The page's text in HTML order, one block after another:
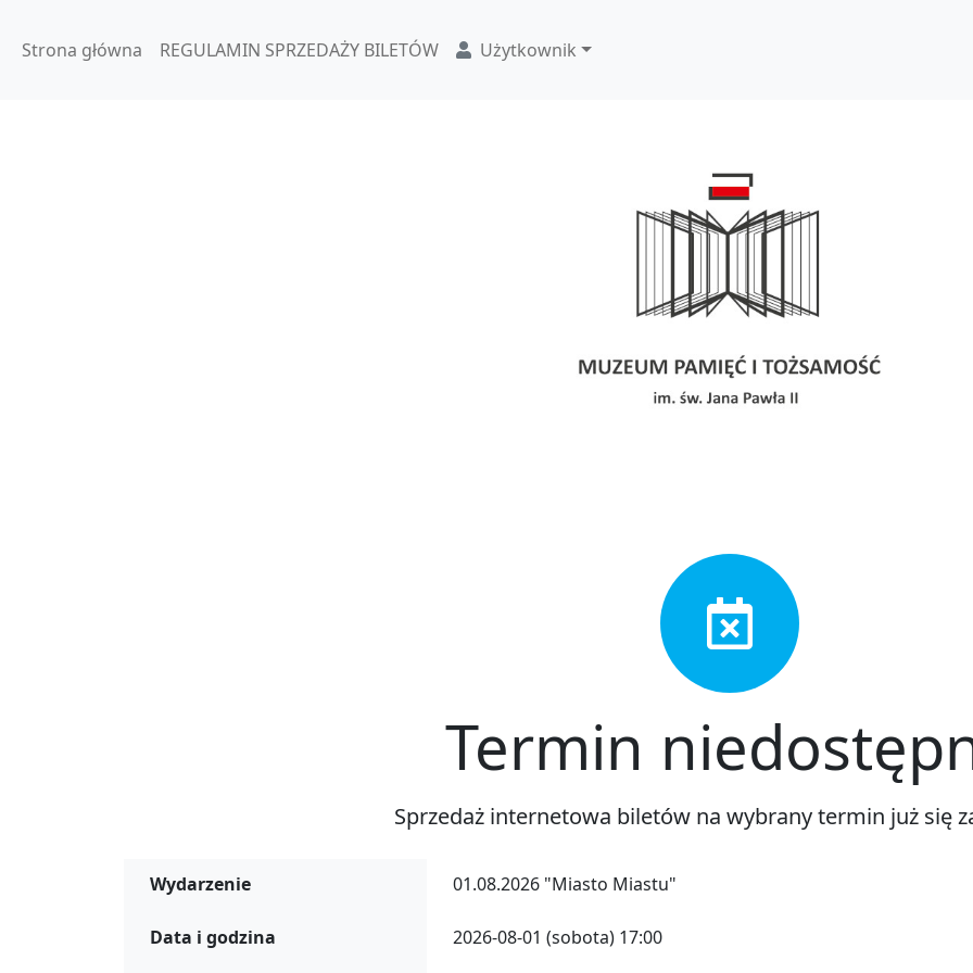
Strona główna REGULAMIN SPRZEDAŻY BILETÓW Użytkownik
Termin
Sprzedaż internetowa biletów na wybrany termin już się
Wydarzenie 01.08.2026 "Miasto Miastu"
Data i godzina 2026-08-01 (sobota) 17:00